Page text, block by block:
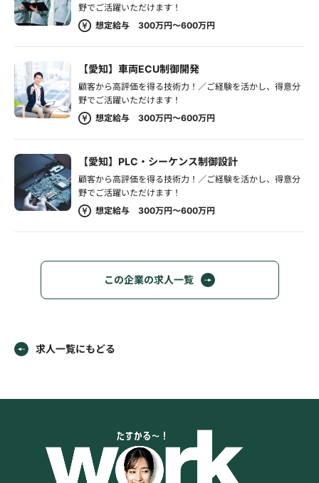
野でご活躍いただけます！
想定給与 300万円～600万円
【愛知】車両ECU制御開発
顧客から高評価を得る技術力！／ご経験を活かし、得意分
野でご活躍いただけます！
想定給与 300万円～600万円
【愛知】PLC・シーケンス制御設計
顧客から高評価を得る技術力！／ご経験を活かし、得意分
野でご活躍いただけます！
想定給与 300万円～600万円
この企業の求人一覧
求人一覧にもどる